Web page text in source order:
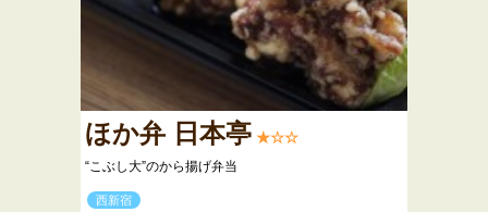
ほか弁 日本亭 ★☆☆
“こぶし大”のから揚げ弁当
西新宿